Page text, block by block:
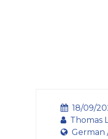
18/09/
Thomas
German